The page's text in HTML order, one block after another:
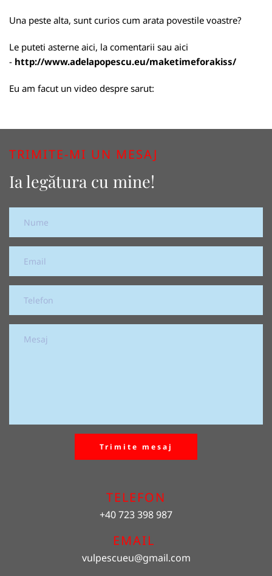
Una peste alta, sunt curios cum arata povestile voastre?
Le puteti asterne aici, la comentarii sau aici
- http://www.adelapopescu.eu/maketimeforakiss/
Eu am facut un video despre sarut:
TRIMITE-MI UN MESAJ
Ia legătura cu mine!
Trimite mesaj
TELEFON
+40 723 398 987
EMAIL
vulpescueu@gmail.com